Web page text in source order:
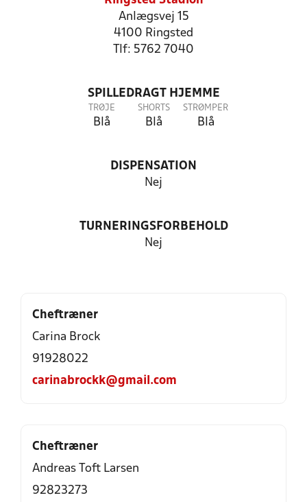
Anlægsvej 15
4100 Ringsted
Tlf: 5762 7040
SPILLEDRAGT HJEMME
TRØJE
Blå
SHORTS
Blå
STRØMPER
Blå
DISPENSATION
Nej
TURNERINGSFORBEHOLD
Nej
Cheftræner
Carina Brock
91928022
carinabrockk@gmail.com
Cheftræner
Andreas Toft Larsen
92823273